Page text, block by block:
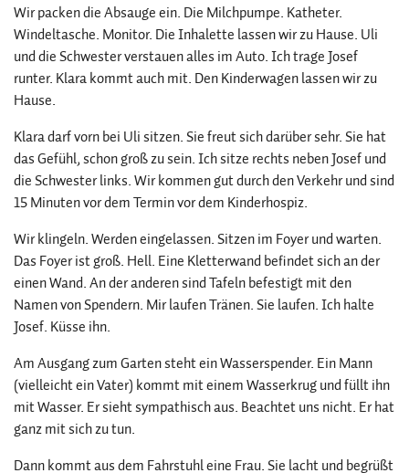
Wir packen die Absauge ein. Die Milchpumpe. Katheter.
Windeltasche. Monitor. Die Inhalette lassen wir zu Hause. Uli
und die Schwester verstauen alles im Auto. Ich trage Josef
runter. Klara kommt auch mit. Den Kinderwagen lassen wir zu
Hause.
Klara darf vorn bei Uli sitzen. Sie freut sich darüber sehr. Sie hat
das Gefühl, schon groß zu sein. Ich sitze rechts neben Josef und
die Schwester links. Wir kommen gut durch den Verkehr und sind
15 Minuten vor dem Termin vor dem Kinderhospiz.
Wir klingeln. Werden eingelassen. Sitzen im Foyer und warten.
Das Foyer ist groß. Hell. Eine Kletterwand befindet sich an der
einen Wand. An der anderen sind Tafeln befestigt mit den
Namen von Spendern. Mir laufen Tränen. Sie laufen. Ich halte
Josef. Küsse ihn.
Am Ausgang zum Garten steht ein Wasserspender. Ein Mann
(vielleicht ein Vater) kommt mit einem Wasserkrug und füllt ihn
mit Wasser. Er sieht sympathisch aus. Beachtet uns nicht. Er hat
ganz mit sich zu tun.
Dann kommt aus dem Fahrstuhl eine Frau. Sie lacht und begrüßt